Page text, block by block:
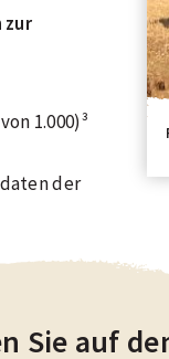
zur
1.000)³
der
Sie auf